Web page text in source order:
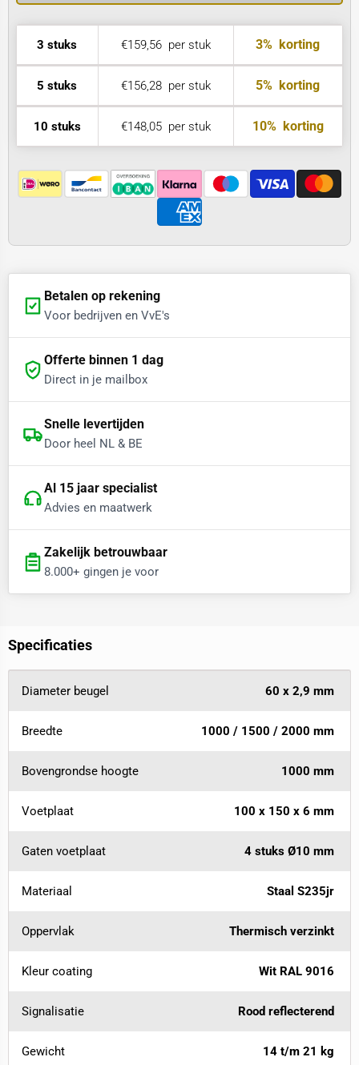
3 stuks €159,56per stuk 3% korting
5 stuks €156,28per stuk 5% korting
10 stuks €148,05per stuk 10%korting
Betalen op rekening
Voor bedrijven en VvE's
Offerte binnen 1 dag
Direct in je mailbox
Snelle levertijden
Door heel NL & BE
Al 15 jaar specialist
Advies en maatwerk
Zakelijk betrouwbaar
8.000+ gingen je voor
Specificaties
Diameter beugel 60 x 2,9 mm
Breedte 1000 / 1500 / 2000 mm
Bovengrondse hoogte 1000 mm
Voetplaat 100 x 150 x 6 mm
Gaten voetplaat 4 stuks Ø10 mm
Materiaal Staal S235jr
Oppervlak Thermisch verzinkt
Kleur coating Wit RAL 9016
Signalisatie Rood reflecterend
Gewicht 14 t/m 21 kg